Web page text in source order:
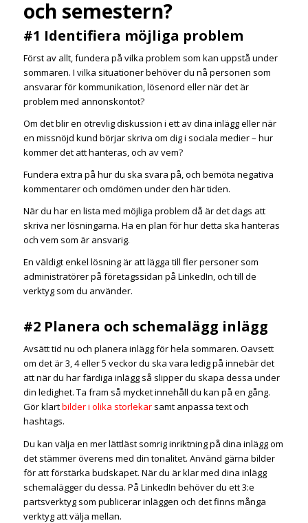
och semestern?
#1 Identifiera möjliga problem
Först av allt, fundera på vilka problem som kan uppstå under
sommaren. I vilka situationer behöver du nå personen som
ansvarar för kommunikation, lösenord eller när det är
problem med annonskontot?
Om det blir en otrevlig diskussion i ett av dina inlägg eller när
en missnöjd kund börjar skriva om dig i sociala medier – hur
kommer det att hanteras, och av vem?
Fundera extra på hur du ska svara på, och bemöta negativa
kommentarer och omdömen under den här tiden.
När du har en lista med möjliga problem då är det dags att
skriva ner lösningarna. Ha en plan för hur detta ska hanteras
och vem som är ansvarig.
En väldigt enkel lösning är att lägga till fler personer som
administratörer på företagssidan på LinkedIn, och till de
verktyg som du använder.
#2 Planera och schemalägg inlägg
Avsätt tid nu och planera inlägg för hela sommaren. Oavsett
om det är 3, 4 eller 5 veckor du ska vara ledig på innebär det
att när du har färdiga inlägg så slipper du skapa dessa under
din ledighet. Ta fram så mycket innehåll du kan på en gång.
Gör klartbilder i olika storlekarsamt anpassa text och
hashtags.
Du kan välja en mer lättläst somrig inriktning på dina inlägg om
det stämmer överens med din tonalitet. Använd gärna bilder
för att förstärka budskapet. När du är klar med dina inlägg
schemalägger du dessa. På LinkedIn behöver du ett 3:e
partsverktyg som publicerar inläggen och det finns många
verktyg att välja mellan.